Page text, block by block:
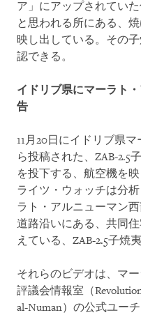
ア」にアップされてい
と思われる所にある、
映し出している。その
認できる。
イドリブ県にマーラト
告
11月20日にイドリブ県
ら投稿された、ZAB-2.5
を投下する、航空機を
ライツ・ウォッチは分
ラト・アルニューマン
道路沿いにある、共同
えている、ZAB-2.5子焼
それらのビデオは、マ
評議会情報室（
al-Numan）の公式ユー